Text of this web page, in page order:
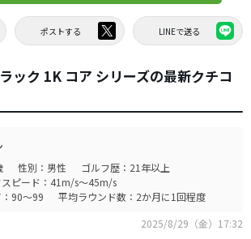
ポストする LINEで送る
ック 1K コア シリーズの最新クチコ
性別：男性
ゴルフ歴：21年以上
ピード：41m/s～45m/s
90～99
平均ラウンド数：2か月に1回程度
2025/8/29（金）17:32